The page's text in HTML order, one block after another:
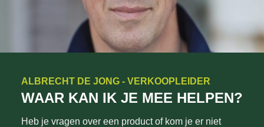
ALBRECHT DE JONG - VERKOOPLEIDER
WAAR KAN IK JE MEE HELPEN?
Heb je vragen over een product of kom je er niet